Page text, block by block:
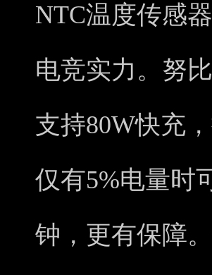
NTC温度传感
电竞实力。努
支持80W快充
仅有5%电量时
钟，更有保障